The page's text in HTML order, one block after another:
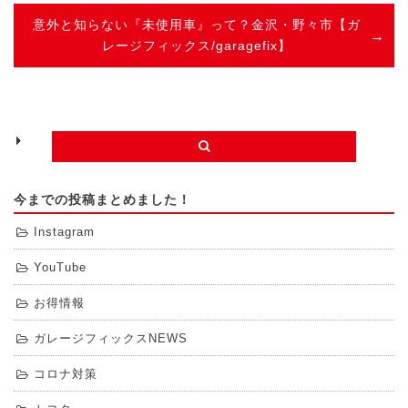
意外と知らない『未使用車』って？金沢・野々市【ガ
レージフィックス/garagefix】
今までの投稿まとめました！
Instagram
YouTube
お得情報
ガレージフィックスNEWS
コロナ対策